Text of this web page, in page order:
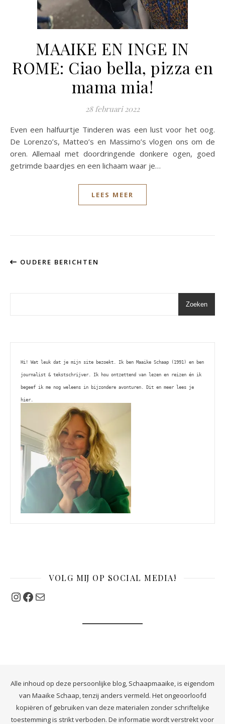
MAAIKE EN INGE IN
ROME: Ciao bella, pizza en
mama mia!
28 februari 2022
Even een halfuurtje Tinderen was een lust voor het oog.
De Lorenzo’s, Matteo’s en Massimo’s vlogen ons om de
oren. Allemaal met doordringende donkere ogen, goed
getrimde baardjes en een lichaam waar je…
LEES MEER
OUDERE BERICHTEN
Zoeken
Hi! Wat leuk dat je mijn site bezoekt. Ik ben Maaike Schaap (1991) en ben
journalist & tekstschrijver. Ik hou ontzettend van lezen en reizen én ik
begeef ik me nog weleens in bijzondere avonturen. Dit en meer lees je
hier.
VOLG MIJ OP SOCIAL MEDIA!
Instagram
Facebook
Mail
Alle inhoud op deze persoonlijke blog, Schaapmaaike, is eigendom
van Maaike Schaap, tenzij anders vermeld. Het ongeoorloofd
kopiëren of gebruiken van deze materialen zonder schriftelijke
toestemming is strikt verboden. De informatie wordt verstrekt voor